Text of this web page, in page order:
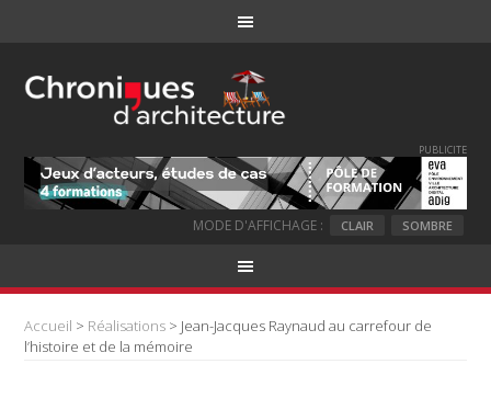
PUBLICITE
MODE D'AFFICHAGE : CLAIR SOMBRE
Accueil > Réalisations > Jean-Jacques Raynaud au carrefour de
l’histoire et de la mémoire